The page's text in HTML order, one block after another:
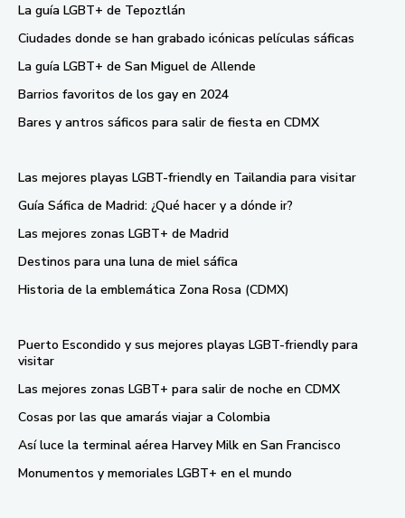
La guía LGBT+ de Tepoztlán
Ciudades donde se han grabado icónicas películas sáficas
La guía LGBT+ de San Miguel de Allende
Barrios favoritos de los gay en 2024
Bares y antros sáficos para salir de fiesta en CDMX
Las mejores playas LGBT-friendly en Tailandia para visitar
Guía Sáfica de Madrid: ¿Qué hacer y a dónde ir?
Las mejores zonas LGBT+ de Madrid
Destinos para una luna de miel sáfica
Historia de la emblemática Zona Rosa (CDMX)
Puerto Escondido y sus mejores playas LGBT-friendly para
visitar
Las mejores zonas LGBT+ para salir de noche en CDMX
Cosas por las que amarás viajar a Colombia
Así luce la terminal aérea Harvey Milk en San Francisco
Monumentos y memoriales LGBT+ en el mundo